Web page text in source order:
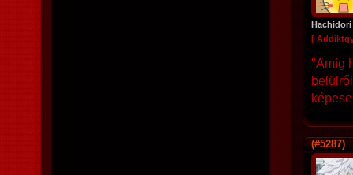
Hachidori
[
"Amíg
(#5287)